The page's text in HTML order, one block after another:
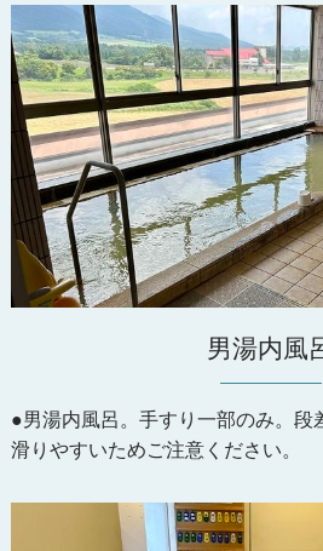
男湯内風
●男湯内風呂。手すり一部のみ。段
滑りやすいためご注意ください。